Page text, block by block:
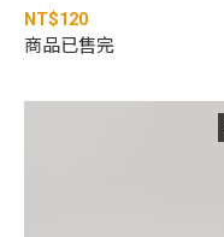
NT$120
商品已售完